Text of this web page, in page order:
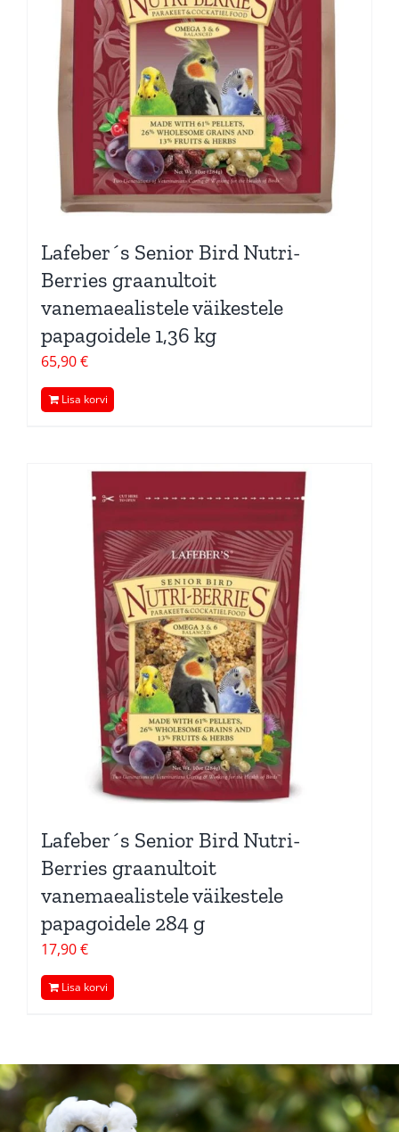
Lafeber´s Senior Bird Nutri-
Berries graanultoit
vanemaealistele väikestele
papagoidele 1,36 kg
65,90€
Lisa korvi
Lafeber´s Senior Bird Nutri-
Berries graanultoit
vanemaealistele väikestele
papagoidele 284 g
17,90€
Lisa korvi